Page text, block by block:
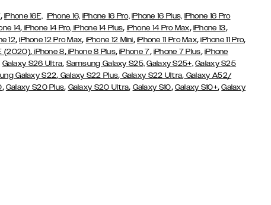
,iPhone 16E, iPhone 16, iPhone 16 Pro, iPhone 16 Plus, iPhone 16 Pro
14, iPhone 14 Pro, iPhone 14 Plus, iPhone 14 Pro Max, iPhone 13,
12,iPhone 12 Pro Max, iPhone 12 Mini, iPhone 11 Pro Max,iPhone 11 Pro,
(2020),iPhone 8,iPhone 8 Plus,iPhone 7, iPhone 7 Plus, iPhone
Galaxy S26 Ultra, Samsung Galaxy S25, Galaxy S25+, Galaxy S25
Galaxy S22, Galaxy S22 Plus, Galaxy S22 Ultra, Galaxy A52/
, Galaxy S20 Plus, Galaxy S20 Ultra, Galaxy S10, Galaxy S10+,Galaxy